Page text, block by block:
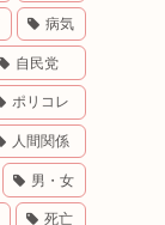
病気
自民党
ポリコレ
人間関係
男・女
死亡